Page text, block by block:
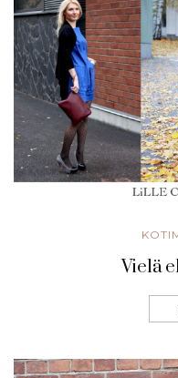
Vielä